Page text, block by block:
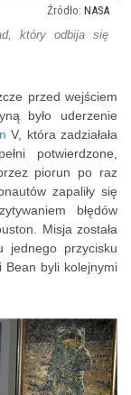
NASA
który odbija się
przed wejściem
było uderzenie
V, która zadziałała
potwierdzone,
piorun po raz
zapaliły się
błędów
Misja została
jednego przycisku
Bean byli kolejnymi